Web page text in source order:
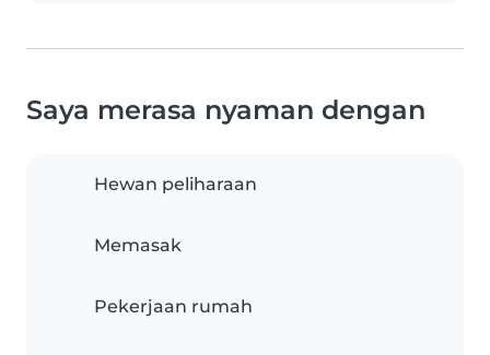
Saya merasa nyaman dengan
Hewan peliharaan
Memasak
Pekerjaan rumah